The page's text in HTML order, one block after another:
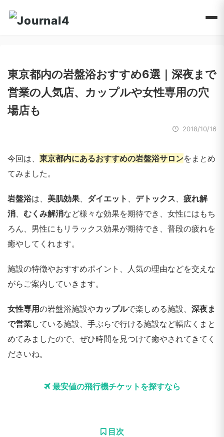
東京都内の岩盤浴おすすめ6選｜深夜まで
営業の人気店、カップルや女性専用の穴
場店も
2018/10/16
今回は、 東京都内にあるおすすめの岩盤浴サロンをまとめ
てみました。
岩盤浴は、 美肌効果、 ダイエット 、 デトックス、 疲れ解
消、 むくみ解消など様々な効果を期待でき、女性にはもち
ろん、男性にもリラックス効果が期待でき、普段の疲れを
癒やしてくれます。
施設の特徴やおすすめポイント、人気の理由などを交えな
がらご案内していきます。
女性専用の岩盤浴施設やカップルで楽しめる施設、 深夜ま
で営業している施設、手ぶらで行ける施設など幅広くまと
めてみましたので、ぜひ時間を見つけて癒やされてきてく
ださいね。
最安値の飛行機チケットを探すなら
目次